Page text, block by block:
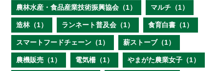
農林水産・食品産業技術振興協会（1） マルチ（1）
造林（1） ランネート普及会（1） 食育白書（1）
スマートフードチェーン（1） 薪ストーブ（1）
農機販売（1） 電気柵（1） やまがた農業女子（1）